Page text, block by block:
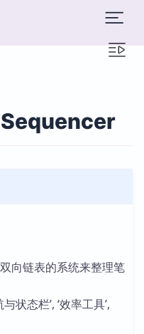
向链表的系统来整理笔
状态栏’, ‘效率工具’,